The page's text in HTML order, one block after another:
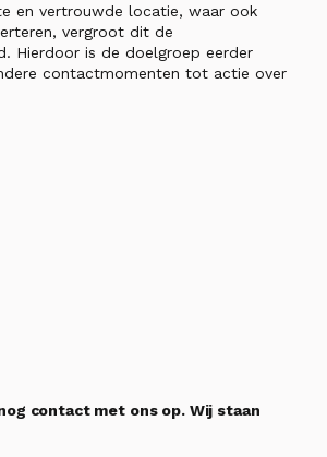
en vertrouwde locatie, waar ook
vergroot dit de
Hierdoor is de doelgroep eerder
contactmomenten tot actie over
contact met ons op. Wij staan